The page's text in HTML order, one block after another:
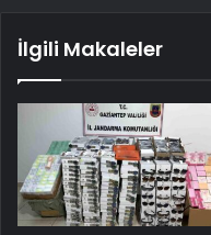
İlgili Makaleler